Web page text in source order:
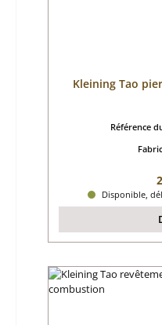
Kleining Tao
Référence
Disponible,